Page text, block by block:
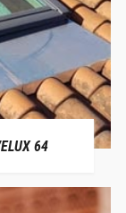
64